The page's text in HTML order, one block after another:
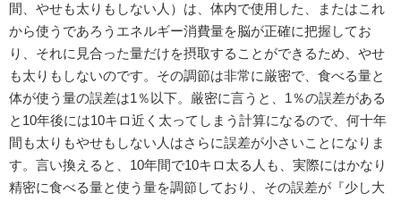
間、やせも太りもしない人）は、体内で使用した、またはこれ
から使うであろうエネルギー消費量を脳が正確に把握してお
り、それに見合った量だけを摂取することができるため、やせ
も太りもしないのです。その調節は非常に厳密で、食べる量と
体が使う量の誤差は1％以下。厳密に言うと、1％の誤差がある
と10年後には10キロ近く太ってしまう計算になるので、何十年
間も太りもやせもしない人はさらに誤差が小さいことになりま
す。言い換えると、10年間で10キロ太る人も、実際にはかなり
精密に食べる量と使う量を調節しており、その誤差が『少し大